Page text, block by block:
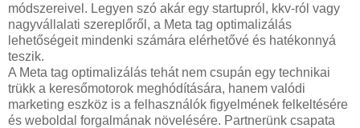
módszereivel. Legyen szó akár egy startupról, kkv-ról vagy
nagyvállalati szereplőről, a Meta tag optimalizálás
lehetőségeit mindenki számára elérhetővé és hatékonnyá
teszik.
A Meta tag optimalizálás tehát nem csupán egy technikai
trükk a keresőmotorok meghódítására, hanem valódi
marketing eszköz is a felhasználók figyelmének felkeltésére
és weboldal forgalmának növelésére. Partnerünk csapata